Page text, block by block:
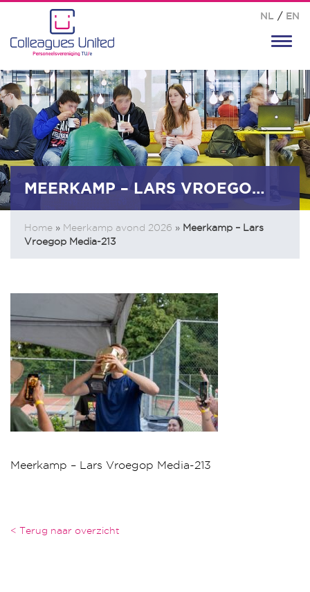
NL / EN
MEERKAMP – LARS VROEGOP MEDIA-213
Home » Meerkamp avond 2026 » Meerkamp – Lars
Vroegop Media-213
Meerkamp – Lars Vroegop Media-213
< Terug naar overzicht